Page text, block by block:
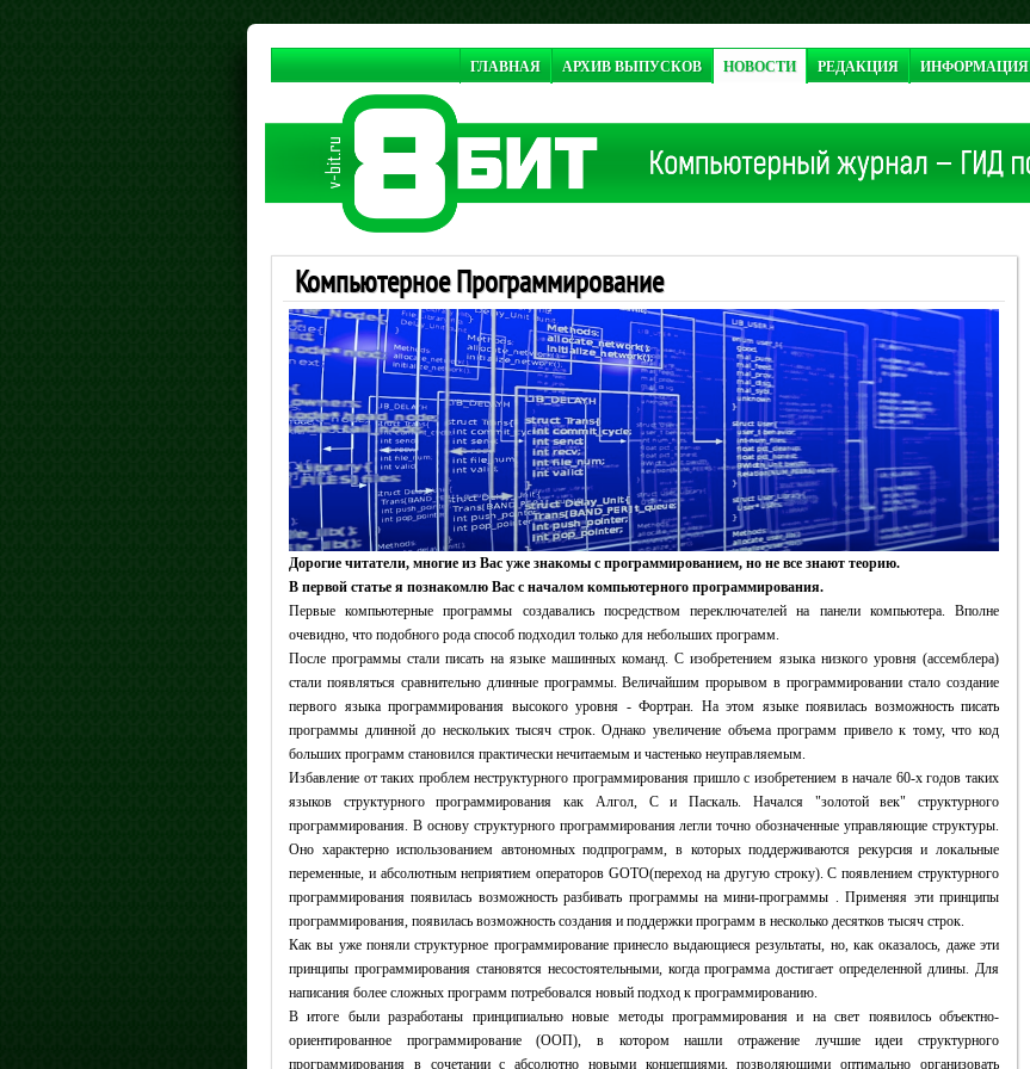
ГЛАВНАЯ АРХИВ ВЫПУСКОВ НОВОСТИ РЕДАКЦИЯ ИНФОРМАЦИЯ
Компьютерное Программирование
Дорогие читатели, многие из Вас уже знакомы с программированием, но не все знают теорию.
В первой статье я познакомлю Вас с началом компьютерного программирования.
Первые компьютерные программы создавались посредством переключателей на панели компьютера. Вполне
очевидно, что подобного рода способ подходил только для небольших программ.
После программы стали писать на языке машинных команд. С изобретением языка низкого уровня (ассемблера)
стали появляться сравнительно длинные программы. Величайшим прорывом в программировании стало создание
первого языка программирования высокого уровня - Фортран. На этом языке появилась возможность писать
программы длинной до нескольких тысяч строк. Однако увеличение объема программ привело к тому, что код
больших программ становился практически нечитаемым и частенько неуправляемым.
Избавление от таких проблем неструктурного программирования пришло с изобретением в начале 60-х годов таких
языков структурного программирования как Алгол, С и Паскаль. Начался "золотой век" структурного
программирования. В основу структурного программирования легли точно обозначенные управляющие структуры.
Оно характерно использованием автономных подпрограмм, в которых поддерживаются рекурсия и локальные
переменные, и абсолютным неприятием операторов GOTO(переход на другую строку). С появлением структурного
программирования появилась возможность разбивать программы на мини-программы . Применяя эти принципы
программирования, появилась возможность создания и поддержки программ в несколько десятков тысяч строк.
Как вы уже поняли структурное программирование принесло выдающиеся результаты, но, как оказалось, даже эти
принципы программирования становятся несостоятельными, когда программа достигает определенной длины. Для
написания более сложных программ потребовался новый подход к программированию.
В итоге были разработаны принципиально новые методы программирования и на свет появилось объектно-
ориентированное программирование (ООП), в котором нашли отражение лучшие идеи структурного
программирования в сочетании с абсолютно новыми концепциями, позволяющими оптимально организовать